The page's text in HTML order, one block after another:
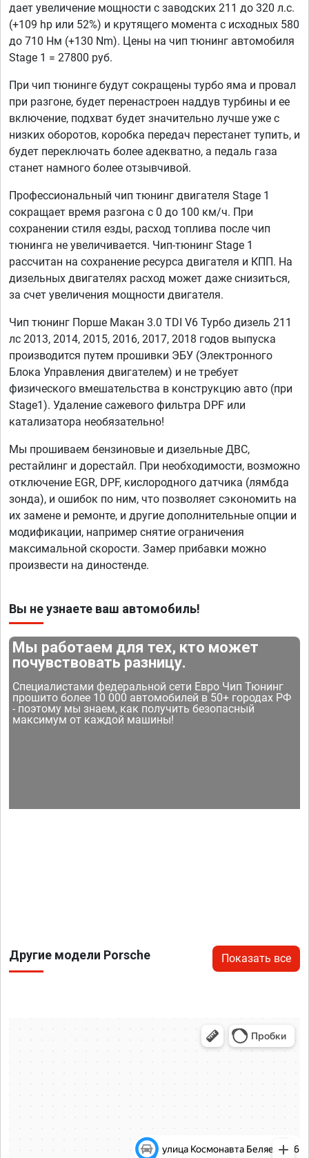
дает увеличение мощности с заводских 211 до 320 л.с.
(+109 hp или 52%) и крутящего момента с исходных 580
до 710 Нм (+130 Nm). Цены на чип тюнинг автомобиля
Stage 1 = 27800 руб.
При чип тюнинге будут сокращены турбо яма и провал
при разгоне, будет перенастроен наддув турбины и ее
включение, подхват будет значительно лучше уже с
низких оборотов, коробка передач перестанет тупить, и
будет переключать более адекватно, а педаль газа
станет намного более отзывчивой.
Профессиональный чип тюнинг двигателя Stage 1
сокращает время разгона с 0 до 100 км/ч. При
сохранении стиля езды, расход топлива после чип
тюнинга не увеличивается. Чип-тюнинг Stage 1
рассчитан на сохранение ресурса двигателя и КПП. На
дизельных двигателях расход может даже снизиться,
за счет увеличения мощности двигателя.
Чип тюнинг Порше Макан 3.0 TDI V6 Турбо дизель 211
лс 2013, 2014, 2015, 2016, 2017, 2018 годов выпуска
производится путем прошивки ЭБУ (Электронного
Блока Управления двигателем) и не требует
физического вмешательства в конструкцию авто (при
Stage1). Удаление сажевого фильтра DPF или
катализатора необязательно!
Мы прошиваем бензиновые и дизельные ДВС,
рестайлинг и дорестайл. При необходимости, возможно
отключение EGR, DPF, кислородного датчика (лямбда
зонда), и ошибок по ним, что позволяет сэкономить на
их замене и ремонте, и другие дополнительные опции и
модификации, например снятие ограничения
максимальной скорости. Замер прибавки можно
произвести на диностенде.
Вы не узнаете ваш автомобиль!
Мы работаем для тех, кто может
почувствовать разницу.
Специалистами федеральной сети Евро Чип Тюнинг
прошито более 10 000 автомобилей в 50+ городах РФ
- поэтому мы знаем, как получить безопасный
максимум от каждой машины!
Другие модели Porsche Показать все